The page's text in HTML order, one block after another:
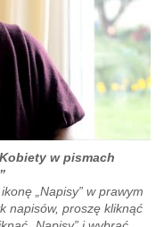
w pismach
„Napisy” w prawym
napisów, proszę kliknąć